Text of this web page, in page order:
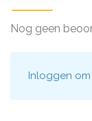
Nog geen
Inloggen